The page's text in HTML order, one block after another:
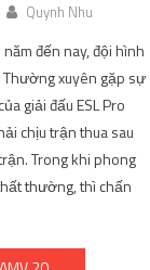
Quynh Nhu
đến nay, đội hình
Thường xuyên gặp sự
giải đấu ESL Pro
chịu trận thua sau
Trong khi phong
thường, thì chấn